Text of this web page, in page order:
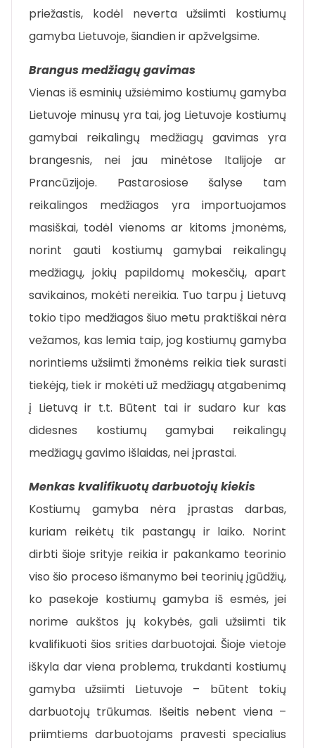
priežastis, kodėl neverta užsiimti kostiumų
gamyba Lietuvoje, šiandien ir apžvelgsime.
Brangus medžiagų gavimas
Vienas iš esminių užsiėmimo kostiumų gamyba
Lietuvoje minusų yra tai, jog Lietuvoje kostiumų
gamybai reikalingų medžiagų gavimas yra
brangesnis, nei jau minėtose Italijoje ar
Prancūzijoje. Pastarosiose šalyse tam
reikalingos medžiagos yra importuojamos
masiškai, todėl vienoms ar kitoms įmonėms,
norint gauti kostiumų gamybai reikalingų
medžiagų, jokių papildomų mokesčių, apart
savikainos, mokėti nereikia. Tuo tarpu į Lietuvą
tokio tipo medžiagos šiuo metu praktiškai nėra
vežamos, kas lemia taip, jog kostiumų gamyba
norintiems užsiimti žmonėms reikia tiek surasti
tiekėją, tiek ir mokėti už medžiagų atgabenimą
į Lietuvą ir t.t. Būtent tai ir sudaro kur kas
didesnes kostiumų gamybai reikalingų
medžiagų gavimo išlaidas, nei įprastai.
Menkas kvalifikuotų darbuotojų kiekis
Kostiumų gamyba nėra įprastas darbas,
kuriam reikėtų tik pastangų ir laiko. Norint
dirbti šioje srityje reikia ir pakankamo teorinio
viso šio proceso išmanymo bei teorinių įgūdžių,
ko pasekoje kostiumų gamyba iš esmės, jei
norime aukštos jų kokybės, gali užsiimti tik
kvalifikuoti šios srities darbuotojai. Šioje vietoje
iškyla dar viena problema, trukdanti kostiumų
gamyba užsiimti Lietuvoje – būtent tokių
darbuotojų trūkumas. Išeitis nebent viena –
priimtiems darbuotojams pravesti specialius